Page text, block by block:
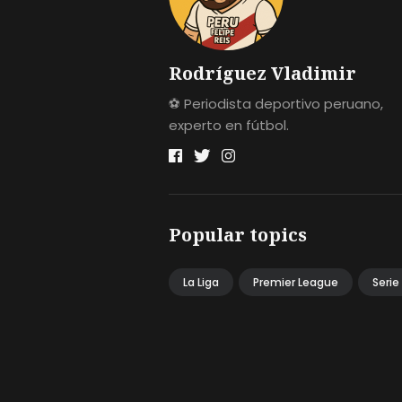
Rodríguez Vladimir
⚽ Periodista deportivo peruano,
experto en fútbol.
Popular topics
La Liga Premier League Serie